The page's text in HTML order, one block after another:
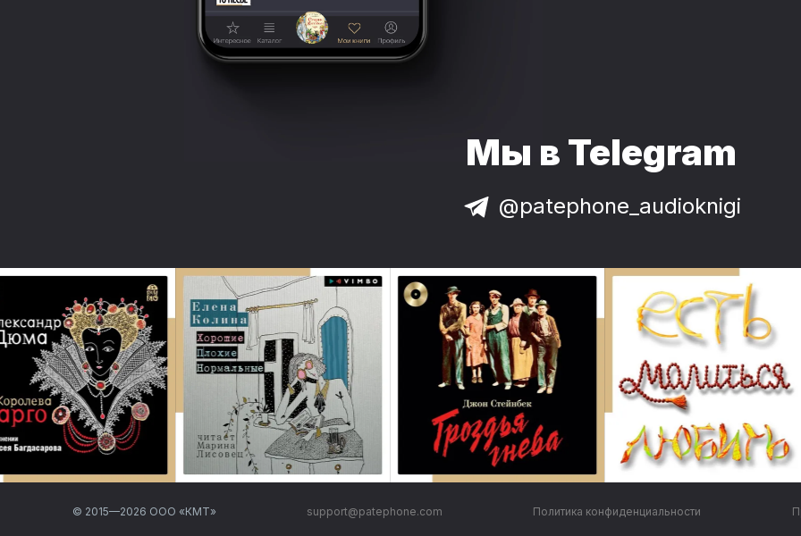
Мы в Telegram
@patephone_audioknigi
© 2015—2026 ООО «КМТ» support@patephone.com Политика конфиденциальности